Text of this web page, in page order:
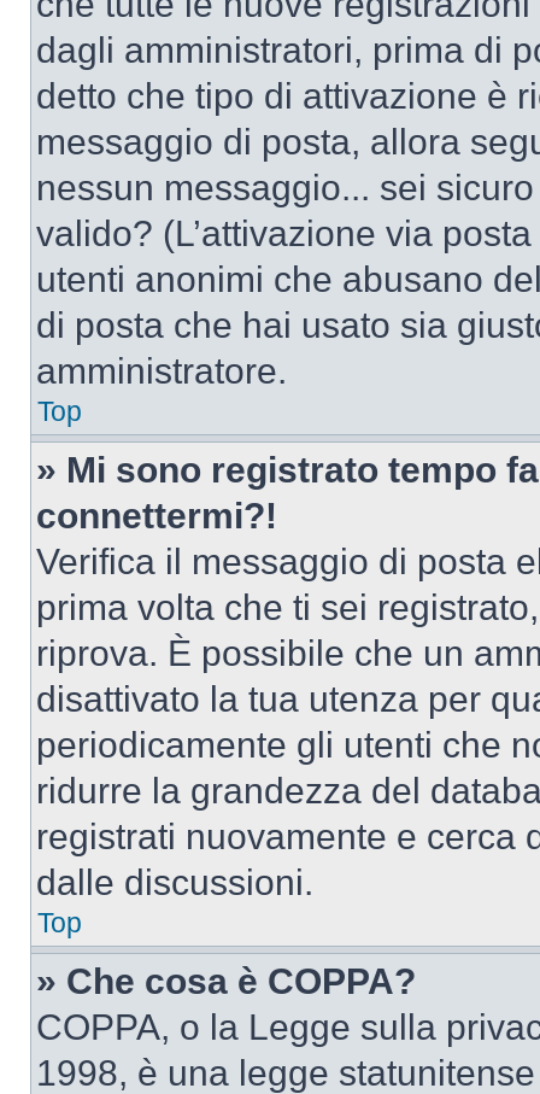
dagli amministratori, prima di
detto che tipo di attivazione è
messaggio di posta, allora
nessun messaggio... sei
valido? (L’attivazione via
utenti anonimi che abusano
di posta che hai usato sia
amministratore.
Top
» Mi sono registrato tempo
connettermi?!
Verifica il messaggio di posta
prima volta che ti sei
riprova. È possibile che un
disattivato la tua utenza per
periodicamente gli utenti che
ridurre la grandezza del
registrati nuovamente e cerca
dalle discussioni.
Top
» Che cosa è COPPA?
COPPA, o la Legge sulla
1998, è una legge